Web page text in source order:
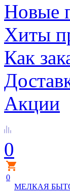
Новые
Хиты
Как
Акции
0
0
МЕЛКАЯ